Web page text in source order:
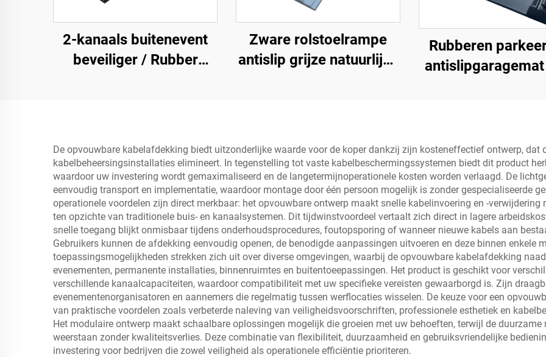
2-kanaals buitenevent
beveiliger / Rubber
Zware rolstoelrampe
antislip grijze natuurlijke
Rubberen
De opvouwbare kabelafdekking biedt uitzonderlijke waarde voor de koper dankzij zijn kosteneffectief ontwerp, dat
kabelbeheersingsinstallaties elimineert. In tegenstelling tot vaste kabelbeschermingssystemen biedt dit product
waardoor uw investering wordt gemaximaliseerd en de langetermijnoperationele kosten worden verlaagd. De
eenvoudig transport en implementatie, waardoor montage door één persoon mogelijk is zonder gespecialiseerde
operationele voordelen zijn direct merkbaar: het opvouwbare ontwerp maakt snelle kabelinvoering en -
ten opzichte van traditionele buis- en kanaalsystemen. Dit tijdwinstvoordeel vertaalt zich direct in lagere
snelle toegang blijkt onmisbaar tijdens onderhoudsprocedures, foutopsporing of wanneer nieuwe kabels aan
Gebruikers kunnen de afdekking eenvoudig openen, de benodigde aanpassingen uitvoeren en deze binnen enkele
toepassingsmogelijkheden strekken zich uit over diverse omgevingen, waarbij de opvouwbare kabelafdekking
evenementen, permanente installaties, binnenruimtes en buitentoeepassingen. Het product is geschikt voor
verschillende kanaalcapaciteiten, waardoor compatibiliteit met uw specifieke vereisten gewaarborgd is. Zijn
evenementenorganisatoren en aannemers die regelmatig tussen werflocaties wisselen. De keuze voor een
van praktische voordelen zoals verbeterde naleving van veiligheidsvoorschriften, professionele esthetiek en
Het modulaire ontwerp maakt schaalbare oplossingen mogelijk die groeien met uw behoeften, terwijl de
weerstaan zonder kwaliteitsverlies. Deze combinatie van flexibiliteit, duurzaamheid en gebruiksvriendelijke
investering voor bedrijven die zowel veiligheid als operationele efficiëntie prioriteren.